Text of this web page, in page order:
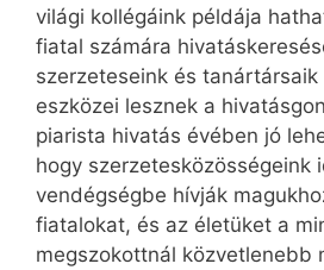
világi kollégáink példája
fiatal számára
szerzeteseink és tanártársaik
eszközei lesznek a
piarista hivatás évében jó
hogy szerzetesközösségeink
vendégségbe hívják
fiatalokat, és az életüket a
megszokottnál közvetlenebb